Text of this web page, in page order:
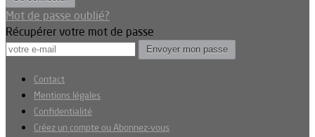
Mot de passe oublié?
Récupérer votre mot de passe
Contact
Mentions légales
Confidentialité
Créez un compte ou Abonnez-vous